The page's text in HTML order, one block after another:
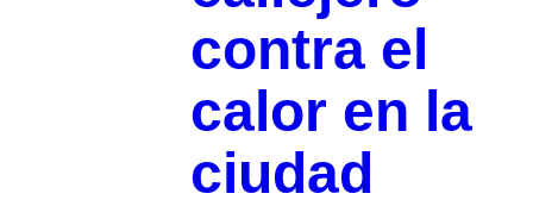
contra el
calor en la
ciudad